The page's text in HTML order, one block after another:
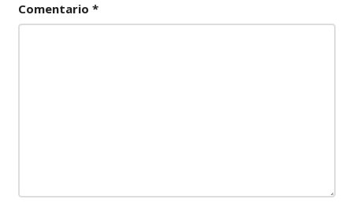
Comentario *